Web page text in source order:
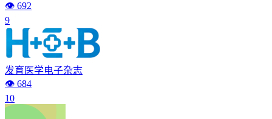
👁️ 692
9
发育医学电子杂志
👁️ 684
10